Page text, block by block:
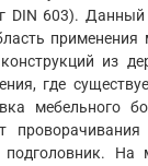
DIN 603).
из
где
мебельного
подголовник. На